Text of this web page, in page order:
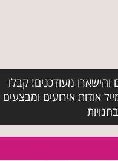
והישארו מעודכנים! קבלו
אודות אירועים ומבצעים